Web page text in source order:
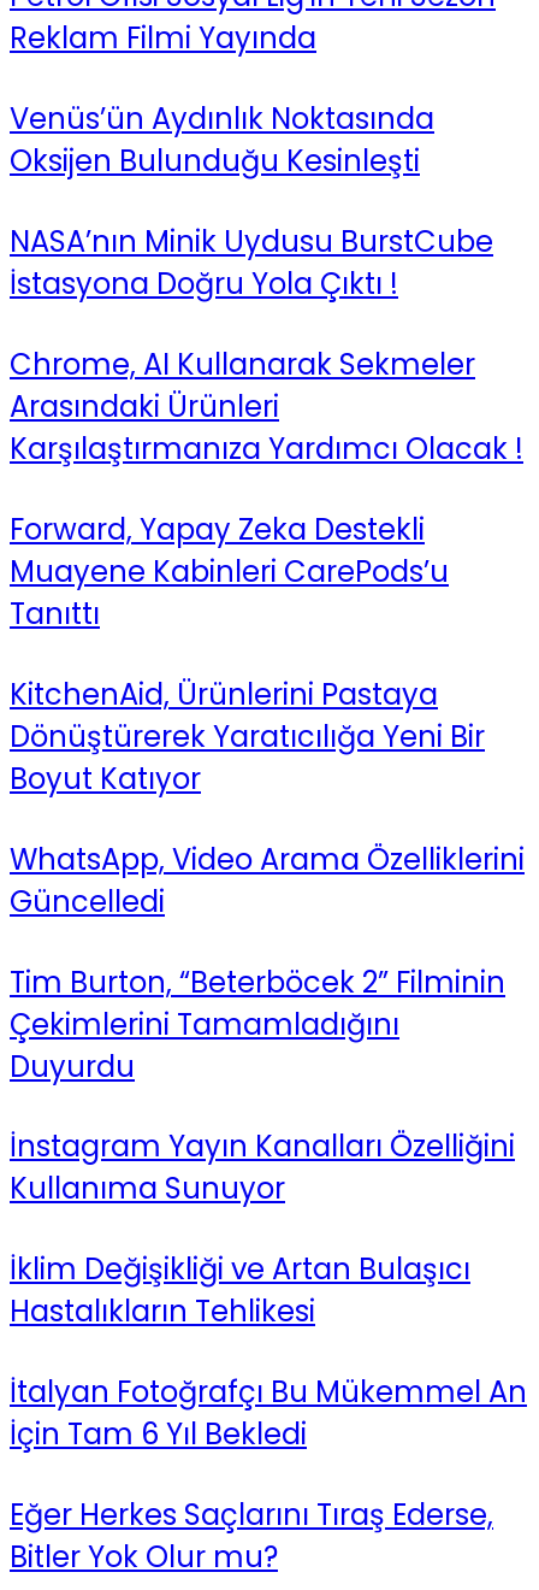
Reklam Filmi Yayında
Venüs’ün Aydınlık Noktasında
Oksijen Bulunduğu Kesinleşti
NASA’nın Minik Uydusu BurstCube
İstasyona Doğru Yola Çıktı !
Chrome, AI Kullanarak Sekmeler
Arasındaki Ürünleri
Karşılaştırmanıza Yardımcı Olacak !
Forward, Yapay Zeka Destekli
Muayene Kabinleri CarePods’u
Tanıttı
KitchenAid, Ürünlerini Pastaya
Dönüştürerek Yaratıcılığa Yeni Bir
Boyut Katıyor
WhatsApp, Video Arama Özelliklerini
Güncelledi
Tim Burton, “Beterböcek 2” Filminin
Çekimlerini Tamamladığını
Duyurdu
İnstagram Yayın Kanalları Özelliğini
Kullanıma Sunuyor
İklim Değişikliği ve Artan Bulaşıcı
Hastalıkların Tehlikesi
İtalyan Fotoğrafçı Bu Mükemmel An
İçin Tam 6 Yıl Bekledi
Eğer Herkes Saçlarını Tıraş Ederse,
Bitler Yok Olur mu?